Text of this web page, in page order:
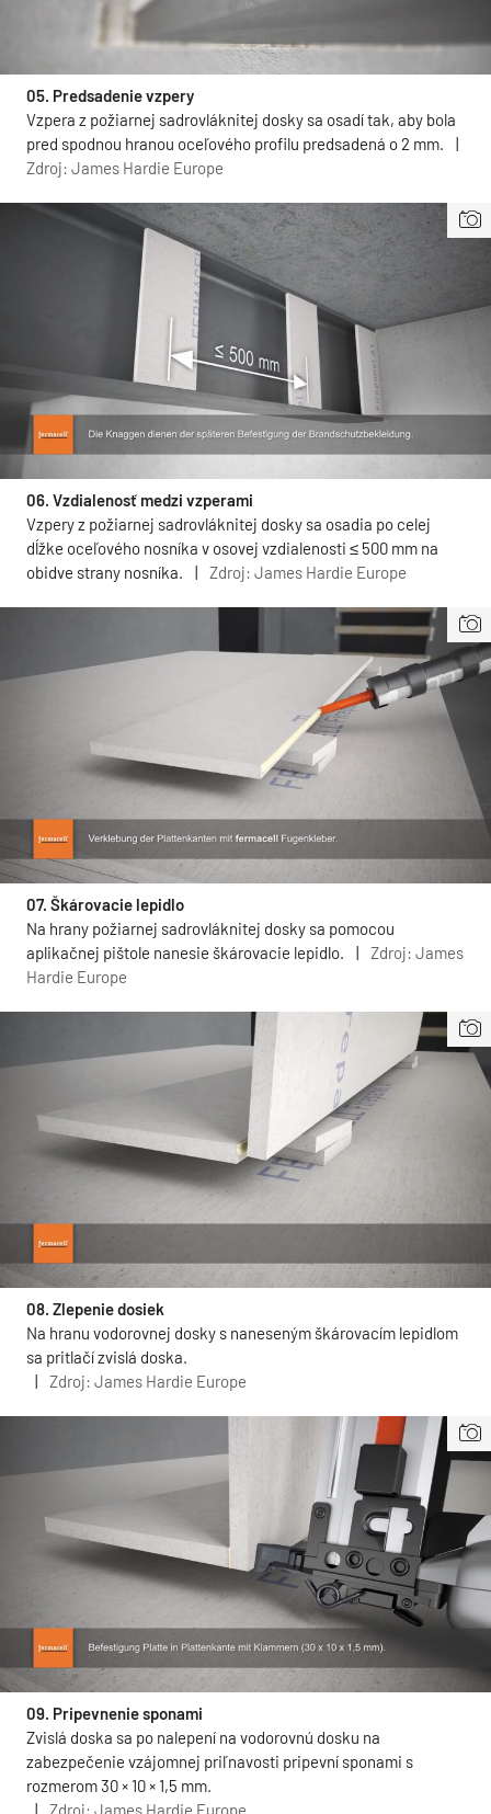
05. Predsadenie vzpery
Vzpera z požiarnej sadrovláknitej dosky sa osadí tak, aby bola
pred spodnou hranou oceľového profilu predsadená o 2 mm.
|
Zdroj: James Hardie Europe
06. Vzdialenosť medzi vzperami
Vzpery z požiarnej sadrovláknitej dosky sa osadia po celej
dĺžke oceľového nosníka v osovej vzdialenosti ≤ 500 mm na
obidve strany nosníka.
| Zdroj: James Hardie Europe
07. Škárovacie lepidlo
Na hrany požiarnej sadrovláknitej dosky sa pomocou
aplikačnej pištole nanesie škárovacie lepidlo.
|
Zdroj: James
Hardie Europe
08. Zlepenie dosiek
Na hranu vodorovnej dosky s naneseným škárovacím lepidlom
sa pritlačí zvislá doska.
|
Zdroj: James Hardie Europe
09. Pripevnenie sponami
Zvislá doska sa po nalepení na vodorovnú dosku na
zabezpečenie vzájomnej priľnavosti pripevní sponami s
rozmerom 30 × 10 × 1,5 mm.
|
Zdroj: James Hardie Europe